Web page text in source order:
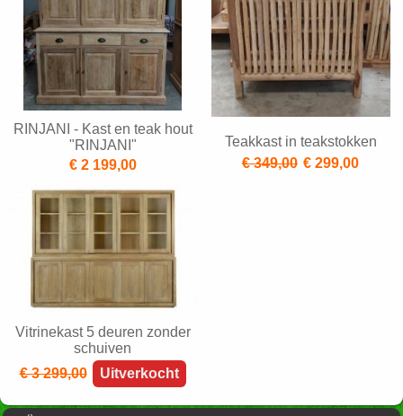
RINJANI - Kast en teak hout
"RINJANI"
€ 2 199,00
Teakkast in teakstokken
€ 349,00 € 299,00
Vitrinekast 5 deuren zonder
schuiven
€ 3 299,00
Uitverkocht